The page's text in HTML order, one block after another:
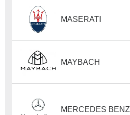
MASERATI
MAYBACH
MERCEDES BENZ